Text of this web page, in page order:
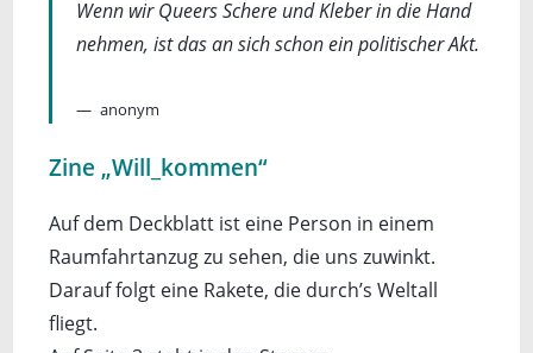
Wenn wir Queers Schere und Kleber in die Hand
nehmen, ist das an sich schon ein politischer Akt.
anonym
Zine „Will_kommen“
Auf dem Deckblatt ist eine Person in einem
Raumfahrtanzug zu sehen, die uns zuwinkt.
Darauf folgt eine Rakete, die durch’s Weltall
fliegt.